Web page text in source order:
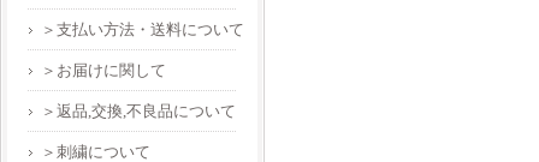
＞支払い方法・送料について
＞お届けに関して
＞返品,交換,不良品について
＞刺繍について